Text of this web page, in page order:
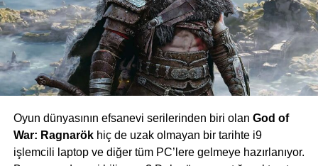
Oyun dünyasının efsanevi serilerinden biri olan God of
War: Ragnarökhiç de uzak olmayan bir tarihte i9
işlemcili laptop ve diğer tüm PC’lere gelmeye hazırlanıyor.